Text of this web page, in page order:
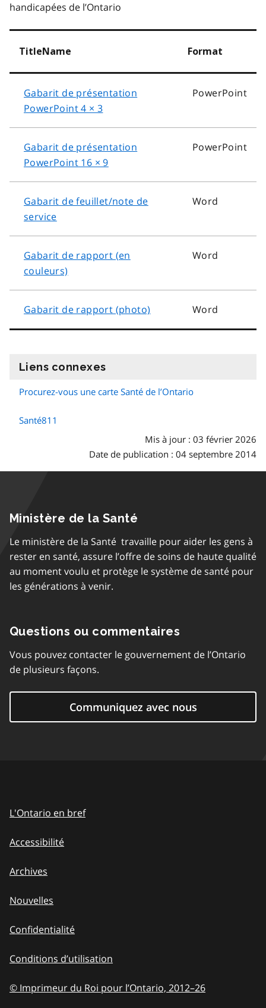
handicapées de l’Ontario
TitleName Format
Gabarit de présentation
PowerPoint 4 × 3
PowerPoint
Gabarit de présentation
PowerPoint 16 × 9
PowerPoint
Gabarit de feuillet/note de
service
Word
Gabarit de rapport (en
couleurs)
Word
Gabarit de rapport (photo) Word
Liens connexes
Procurez-vous une carte Santé de l’Ontario
Santé811
Mis à jour : 03 février 2026
Date de publication : 04 septembre 2014
Ministère de la Santé
Le ministère de la Santé travaille pour aider les gens à
rester en santé, assure l’offre de soins de haute qualité
au moment voulu et protège le système de santé pour
les générations à venir.
Questions ou commentaires
Vous pouvez contacter le gouvernement de l’Ontario
de plusieurs façons.
Communiquez avec nous
L'Ontario en bref
Accessibilité
Archives
Nouvelles
Confidentialité
Conditions d’utilisation
© Imprimeur du Roi pour l’Ontario, 2012–to
26